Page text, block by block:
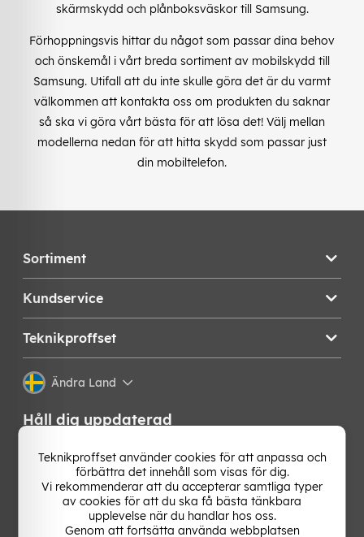
skärmskydd och plånboksväskor till Samsung.
Förhoppningsvis hittar du något som passar dina behov
och önskemål i vårt breda sortiment av mobilskydd till
Samsung. Utifall att du inte skulle göra det är du varmt
välkommen att kontakta oss om produkten du saknar
så ska vi göra vårt bästa för att lösa det! Välj mellan
modellerna nedan för att hitta skydd som passar just
din mobiltelefon.
Sortiment
Kundservice
Teknikproffset
Ändra Land
Håll dig uppdaterad
Få de senaste nyheterna, hetaste erbjudandena och
bästa tipsen från oss direkt i din mejlkorg. Signa upp på
vårt nyhetsbrev!
Teknikproffset använder cookies för att anpassa och
förbättra det innehåll som visas för dig.
Vi rekommenderar att du accepterar samtliga typer
av cookies för att du ska få bästa tänkbara
upplevelse när du handlar hos oss.
Genom att fortsätta använda webbplatsen